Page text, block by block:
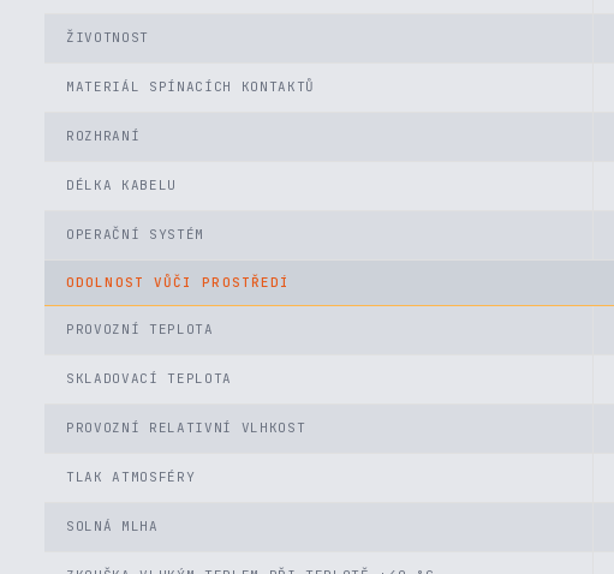
ŽIVOTNOST
MATERIÁL SPÍNACÍCH KONTAKTŮ
ROZHRANÍ
DÉLKA KABELU
OPERAČNÍ SYSTÉM
ODOLNOST VŮČI PROSTŘEDÍ
PROVOZNÍ TEPLOTA
SKLADOVACÍ TEPLOTA
PROVOZNÍ RELATIVNÍ VLHKOST
TLAK ATMOSFÉRY
SOLNÁ MLHA